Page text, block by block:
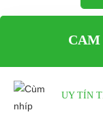
UY TÍN